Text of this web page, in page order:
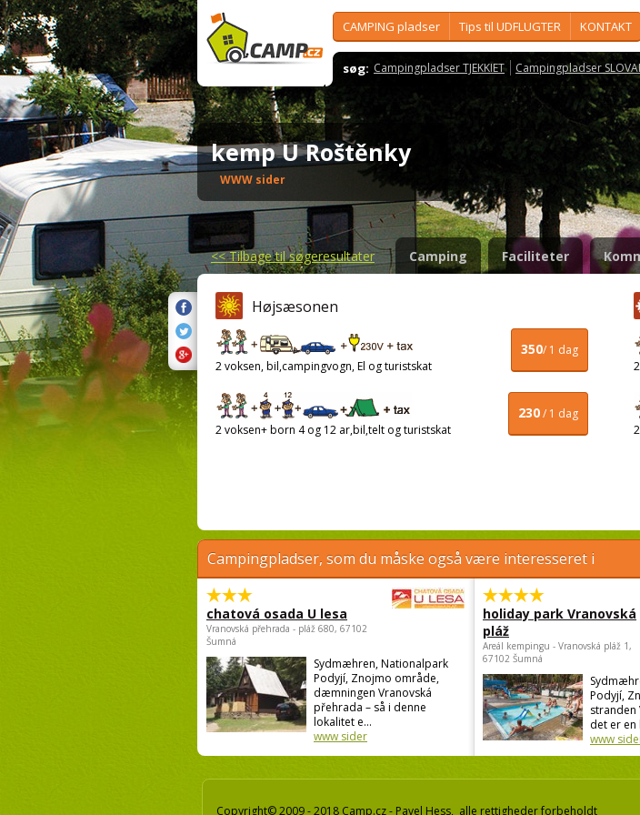
CAMPING pladser Tips til UDFLUGTER KONTAKT
søg: Campingpladser TJEKKIET Campingpladser
kemp U Roštěnky
WWW sider
<<Tilbage til søgeresultater Camping Faciliteter
Højsæsonen
350/ 1 dag
2 voksen, bil,campingvogn, El og turistskat
230/ 1 dag
2 voksen+ born 4 og 12 ar,bil,telt og turistskat
Campingpladser, som du måske også være interesseret i
chatová osada U lesa
Vranovská přehrada - pláž 680, 67102
Šumná
Sydmæhren, Nationalpark
Podyjí, Znojmo område,
dæmningen Vranovská
přehrada – så i denne
lokalitet e...
www sider
holiday park Vranovská
pláž
Areál kempingu - Vranovská pláž 1,
67102 Šumná
Podyjí,
stranden
det er en
www
Copyright© 2009 - 2018 Camp.cz - Pavel Hess, alle rettigheder forbeholdt